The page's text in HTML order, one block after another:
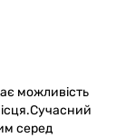
можливість
серед